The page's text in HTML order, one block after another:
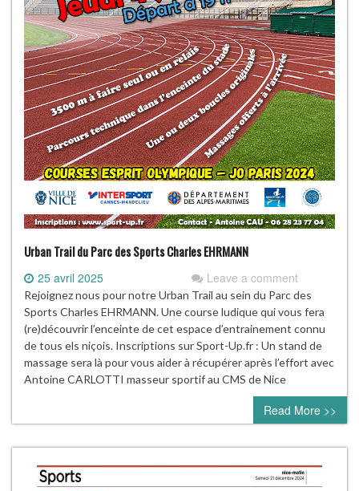
Urban Trail du Parc des Sports Charles EHRMANN
25 avril 2025 Leave a comment
Rejoignez nous pour notre Urban Trail au sein du Parc des
Sports Charles EHRMANN. Une course ludique qui vous fera
(re)découvrir l’enceinte de cet espace d’entrainement connu
de tous els niçois. Inscriptions sur Sport-Up.fr : Un stand de
massage sera là pour vous aider à récupérer après l’effort avec
Antoine CARLOTTI masseur sportif au CMS de Nice
Read More >>